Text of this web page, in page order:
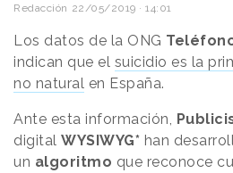
Redacción 22/05/2019 · 14:01
Los datos de la ONG
indican que el suicidio es la
no natural en España.
Ante esta información,
digital WYSIWYG* han
un algoritmo que reconoce